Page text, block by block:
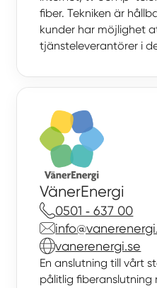
fiber. Tekniken är
kunder har möjlighet
tjänste­leverantörer i
VänerEnergi
0501 ‑ 637 00
vanerenergi.se
En anslutning till vårt
pålitlig